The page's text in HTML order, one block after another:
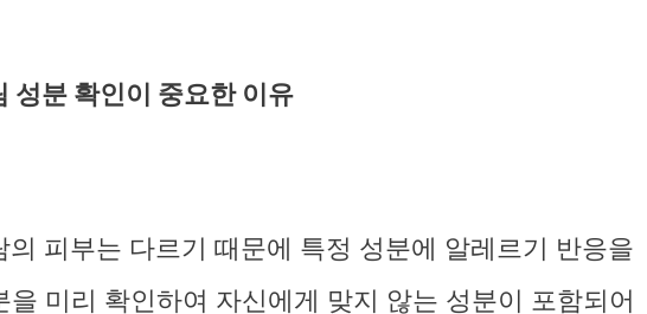
성분 확인이 중요한 이유
의 피부는 다르기 때문에 특정 성분에 알레르기 반응을
을 미리 확인하여 자신에게 맞지 않는 성분이 포함되어